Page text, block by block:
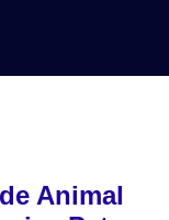
Animal